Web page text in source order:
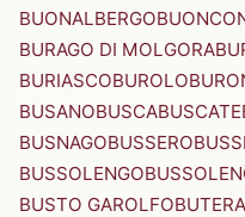
BUONALBERGO
BURAGO DI MOLGORA
BURIASCOBUROLO
BUSANOBUSCABUSCATE
BUSNAGOBUSSERO
BUSSOLENGO
BUSTO GAROLFOBUTERA